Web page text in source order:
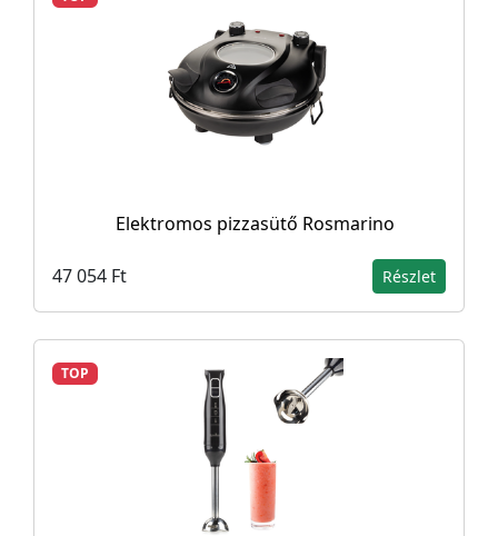
Elektromos pizzasütő Rosmarino
47 054 Ft Részlet
TOP